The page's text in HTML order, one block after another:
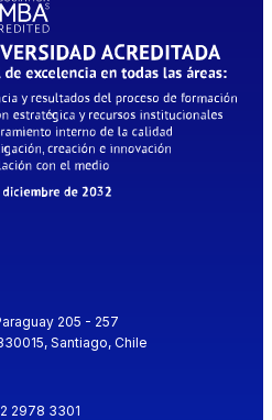
205 - 257
Santiago, Chile
2978 3301